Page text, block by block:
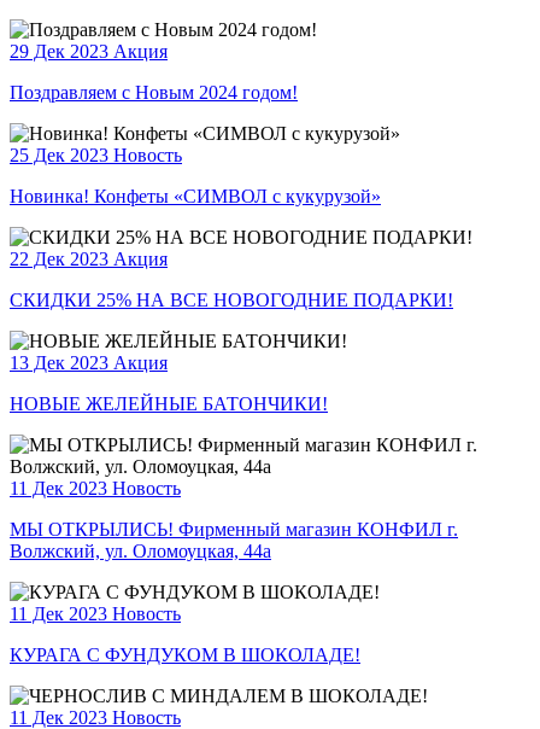
29 Дек 2023 Акция
Поздравляем с Новым 2024 годом!
25 Дек 2023 Новость
Новинка! Конфеты «СИМВОЛ с кукурузой»
22 Дек 2023 Акция
СКИДКИ 25% НА ВСЕ НОВОГОДНИЕ ПОДАРКИ!
13 Дек 2023 Акция
НОВЫЕ ЖЕЛЕЙНЫЕ БАТОНЧИКИ!
11 Дек 2023 Новость
МЫ ОТКРЫЛИСЬ! Фирменный магазин КОНФИЛ г.
Волжский, ул. Оломоуцкая, 44а
11 Дек 2023 Новость
КУРАГА С ФУНДУКОМ В ШОКОЛАДЕ!
11 Дек 2023 Новость